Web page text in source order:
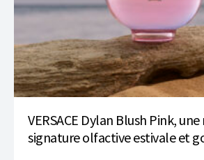
VERSACE Dylan Blush Pink,
signature olfactive estivale et